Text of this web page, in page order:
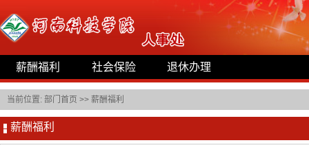
薪酬福利 社会保险 退休办理
当前位置: 部门首页 >> 薪酬福利
薪酬福利